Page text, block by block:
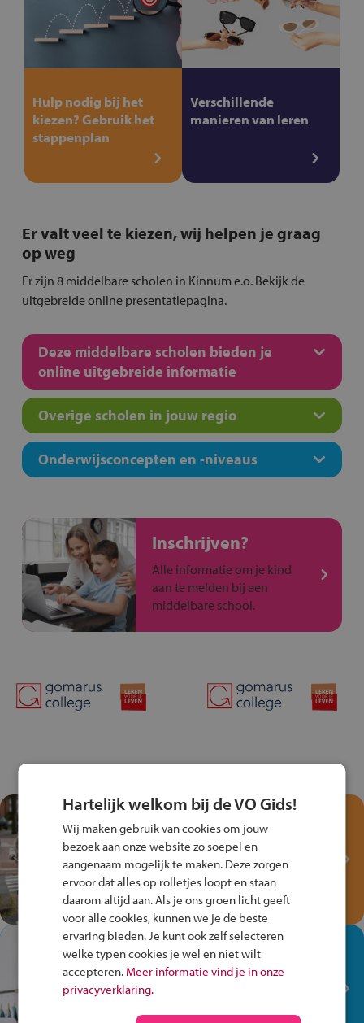
Hulp nodig bij het
kiezen? Gebruik het
stappenplan
Verschillende
manieren van leren
Er valt veel te kiezen, wij helpen je graag
op weg
Er zijn 8 middelbare scholen in Kinnum e.o. Bekijk de
uitgebreide online presentatiepagina.
Deze middelbare scholen bieden je
online uitgebreide informatie
Overige scholen in jouw regio
Onderwijsconcepten en -niveaus
Inschrijven?
Alle informatie om je kind
aan te melden bij een
middelbare school.
Test je kennis met het
Fiets Veilig
Verkeersspel!
Speel het Fiets Veilig Verkeersspel
en win een Cortina-fiets!
In de winkel ben je op je
plek!
Ontdek via het vmbo jouw talent
op de winkelvloer, waar elke dag
Hartelijk welkom bij de VO Gids!
Wij maken gebruik van cookies om jouw
bezoek aan onze website zo soepel en
aangenaam mogelijk te maken. Deze zorgen
ervoor dat alles op rolletjes loopt en staan
daarom altijd aan. Als je ons groen licht geeft
voor alle cookies, kunnen we je de beste
ervaring bieden. Je kunt ook zelf selecteren
welke typen cookies je wel en niet wilt
accepteren. Meer informatie vind je in onze
privacyverklaring.